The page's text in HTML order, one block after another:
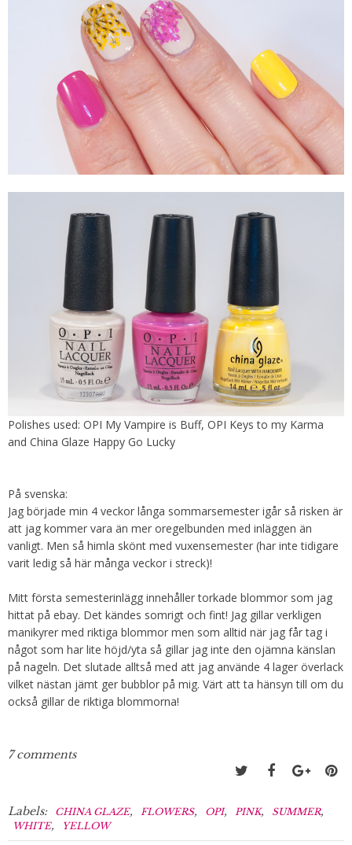
Polishes used: OPI My Vampire is Buff, OPI Keys to my Karma
and China Glaze Happy Go Lucky
På svenska:
Jag började min 4 veckor långa sommarsemester igår så risken är
att jag kommer vara än mer oregelbunden med inläggen än
vanligt. Men så himla skönt med vuxensemester (har inte tidigare
varit ledig så här många veckor i streck)!
Mitt första semesterinlägg innehåller torkade blommor som jag
hittat på ebay. Det kändes somrigt och fint! Jag gillar verkligen
manikyrer med riktiga blommor men som alltid när jag får tag i
något som har lite höjd/yta så gillar jag inte den ojämna känslan
på nageln. Det slutade alltså med att jag använde 4 lager överlack
vilket nästan jämt ger bubblor på mig. Värt att ta hänsyn till om du
också gillar de riktiga blommorna!
7 comments
Labels: CHINA GLAZE, FLOWERS, OPI, PINK, SUMMER,
WHITE, YELLOW